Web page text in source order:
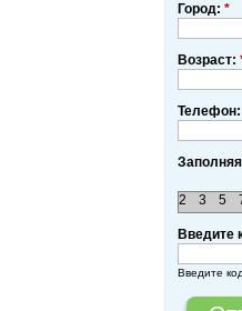
Город: *
Возраст:
Телефон:
5
3
2
Введите
Введите